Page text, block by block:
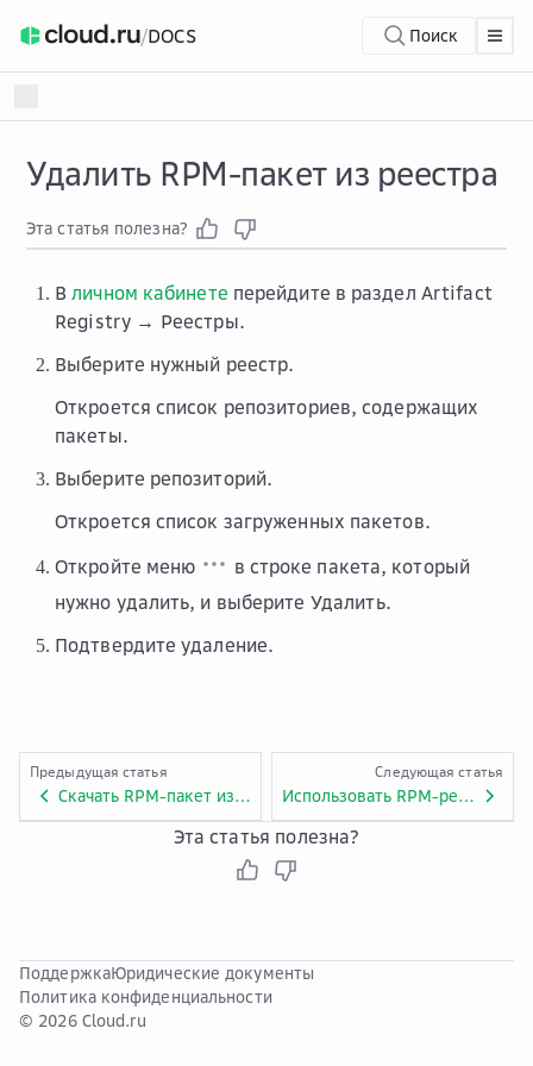
/DOCS Поиск
Удалить RPM-пакет из реестра
Эта статья полезна?
Вличном кабинете перейдите в раздел Artifact
Registry → Реестры.
Выберите нужный реестр.
Откроется список репозиториев, содержащих
пакеты.
Выберите репозиторий.
Откроется список загруженных пакетов.
Откройте меню
в строке пакета, который
нужно удалить, и выберите Удалить.
Подтвердите удаление.
Предыдущая статья
Скачать RPM-пакет из реестра
Следующая статья
Использовать RPM-реестр в качестве источника пакетов в ОС
Эта статья полезна?
ПоддержкаЮридические документы
Политика конфиденциальности
© 2026 Cloud.ru